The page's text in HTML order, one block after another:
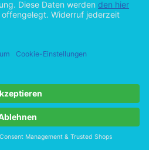
& Thoms Media GmbH powered